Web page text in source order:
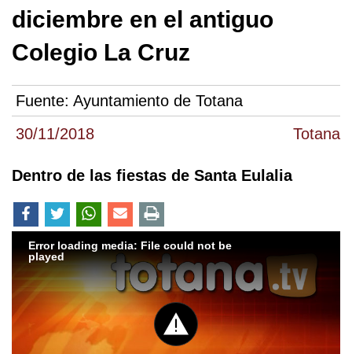
30/11/2018 Totana
diciembre en el antiguo
Colegio La Cruz
Fuente: Ayuntamiento de Totana
Dentro de las fiestas de Santa Eulalia
Error loading media: File could not be
played